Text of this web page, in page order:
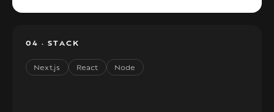
04 · STACK
Next.js React Node